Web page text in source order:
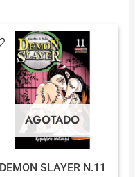
AGOTADO
DEMON SLAYER N.11